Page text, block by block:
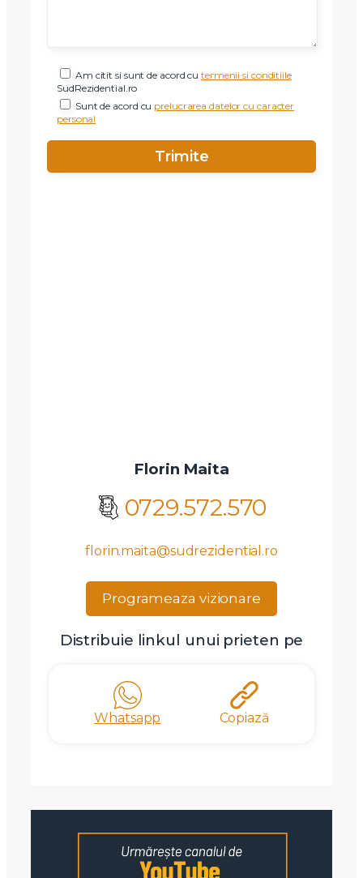
Am citit si sunt de acord cutermenii si conditiile
SudRezidential.ro
Sunt de acord cu prelucrarea datelor cu caracter
personal
Florin Maita
0729.572.570
florin.maita@sudrezidential.ro
Programeaza vizionare
Distribuie linkul unui prieten pe
Whatsapp Copiază